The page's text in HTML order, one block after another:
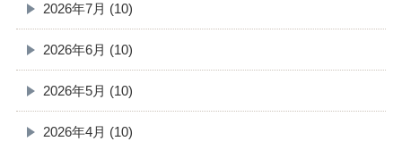
2026年7月 (10)
2026年6月 (10)
2026年5月 (10)
2026年4月 (10)